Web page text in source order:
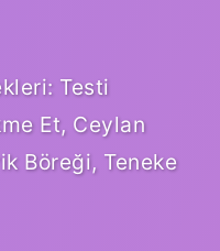
Testi
Et, Ceylan
Böreği, Teneke